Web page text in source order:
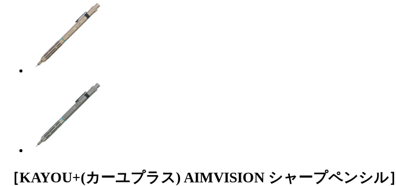
［KAYOU+(カーユプラス) AIMVISION シャープペンシル］